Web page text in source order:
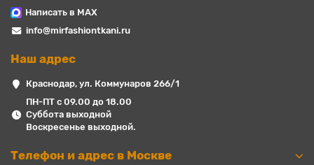
Написать в MAX
info@mirfashiontkani.ru
Наш адрес
Краснодар, ул. Коммунаров 266/1
ПН-ПТ с 09.00 до 18.00
Суббота выходной
Воскресенье выходной.
Телефон и адрес в Москве